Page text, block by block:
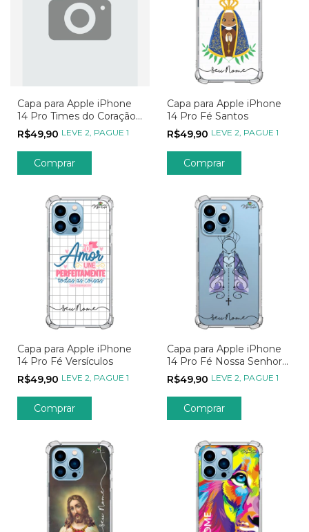
Capa para Apple iPhone
14 Pro Times do Coração
Nacionais
R$49,90 LEVE 2, PAGUE 1
Comprar
Capa para Apple iPhone
14 Pro Fé Santos
R$49,90 LEVE 2, PAGUE 1
Comprar
Capa para Apple iPhone
14 Pro Fé Versículos
R$49,90 LEVE 2, PAGUE 1
Comprar
Capa para Apple iPhone
14 Pro Fé Nossa Senhora
Transparente
R$49,90 LEVE 2, PAGUE 1
Comprar